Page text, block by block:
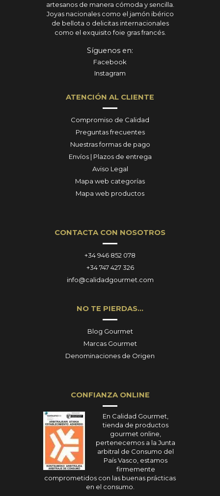
artesanos de manera cómoda y sencilla.
Joyas nacionales como el jamón ibérico
de bellota o delicitas internacionales
como el exquisito foie gras francés.
Síguenos en:
Facebook
Instagram
ATENCIÓN AL CLIENTE
Compromiso de Calidad
Preguntas frecuentes
Nuestras formas de pago
Envíos | Plazos de entrega
Aviso Legal
Mapa web categorías
Mapa web productos
CONTACTA CON NOSOTROS
+34 946 852 078
+34 747 427 326
info@calidadgourmet.com
NO TE PIERDAS…
Blog Gourmet
Marcas Gourmet
Denominaciones de Origen
CONFIANZA ONLINE
En Calidad Gourmet,
tienda de productos
gourmet online,
pertenecemos a la Junta
arbitral de Consumo del
País Vasco, estamos
firmemente
comprometidos con las buenas prácticas
en el consumo.